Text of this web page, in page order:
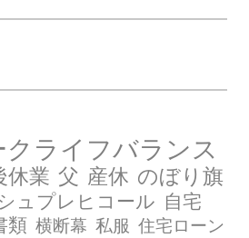
クライフバランス
休業 父 産休 のぼり旗
ュプレヒコール 自宅
類 横断幕 私服 住宅ローン